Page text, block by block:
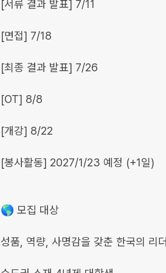
[서류 결과 발표] 7/11
[면접] 7/18
[최종 결과 발표] 7/26
[OT] 8/8
[개강] 8/22
[봉사활동] 2027/1/23 예정 (+1일)
🌎 모집 대상
성품, 역량, 사명감을 갖춘 한국의 리